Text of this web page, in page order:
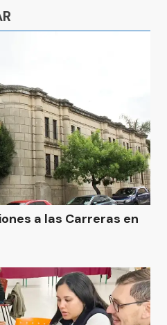
a las Carreras en